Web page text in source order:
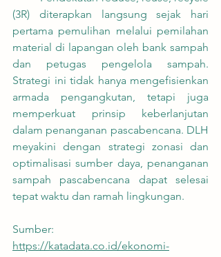
(3R) diterapkan langsung sejak hari
pertama pemulihan melalui pemilahan
material di lapangan oleh bank sampah
dan petugas pengelola sampah.
Strategi ini tidak hanya mengefisienkan
armada pengangkutan, tetapi juga
memperkuat prinsip keberlanjutan
dalam penanganan pascabencana. DLH
meyakini dengan strategi zonasi dan
optimalisasi sumber daya, penanganan
sampah pascabencana dapat selesai
tepat waktu dan ramah lingkungan.
Sumber:
https://katadata.co.id/ekonomi-